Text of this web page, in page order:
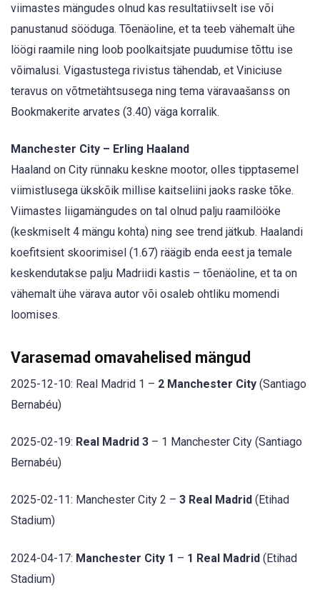
viimastes mängudes olnud kas resultatiivselt ise või
panustanud sööduga. Tõenäoline, et ta teeb vähemalt ühe
löögi raamile ning loob poolkaitsjate puudumise tõttu ise
võimalusi. Vigastustega rivistus tähendab, et Viniciuse
teravus on võtmetähtsusega ning tema väravaašanss on
Bookmakerite arvates (3.40) väga korralik.
Manchester City – Erling Haaland
Haaland on City rünnaku keskne mootor, olles tipptasemel
viimistlusega ükskõik millise kaitseliini jaoks raske tõke.
Viimastes liigamängudes on tal olnud palju raamilööke
(keskmiselt 4 mängu kohta) ning see trend jätkub. Haalandi
koefitsient skoorimisel (1.67) räägib enda eest ja temale
keskendutakse palju Madriidi kastis – tõenäoline, et ta on
vähemalt ühe värava autor või osaleb ohtliku momendi
loomises.
Varasemad omavahelised mängud
2025-12-10: Real Madrid 1 – 2 Manchester City (Santiago
Bernabéu)
2025-02-19: Real Madrid 3 – 1 Manchester City (Santiago
Bernabéu)
2025-02-11: Manchester City 2 – 3 Real Madrid (Etihad
Stadium)
2024-04-17: Manchester City 1 – 1 Real Madrid (Etihad
Stadium)